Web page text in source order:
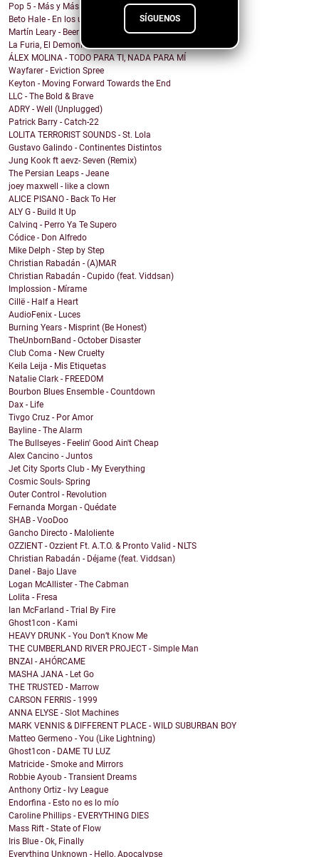
SÍGUENOS
Pop 5 - Más y Más
Beto Hale - En los unos y en los ceros (Single)
Martín Leary - Beer
La Furia, El Demonio y El Nefasto - Trinidades Abe...
ÁLEX MOLINA - TODO PARA TI, NADA PARA MÍ
Wayfarer - Eviction Spree
Keyton - Moving Forward Towards the End
LLC - The Bold & Brave
ADRY - Well (Unplugged)
Patrick Barry - Catch-22
LOLITA TERRORIST SOUNDS - St. Lola
Gustavo Galindo - Continentes Distintos
Jung Kook ft aevz- Seven (Remix)
The Persian Leaps - Jeane
joey maxwell - like a clown
ALICE PISANO - Back To Her
ALY G - Build It Up
Calvinq - Perro Ya Te Supero
Códice - Don Alfredo
Mike Delph - Step by Step
Christian Rabadán - (A)MAR
Christian Rabadán - Cupido (feat. Viddsan)
Implossion - Mírame
Cillë - Half a Heart
AudioFenix - Luces
Burning Years - Misprint (Be Honest)
TheUnbornBand - October Disaster
Club Coma - New Cruelty
Keila Leija - Mis Etiquetas
Natalie Clark - FREEDOM
Bourbon Blues Ensemble - Countdown
Dax - Life
Tivgo Cruz - Por Amor
Bayline - The Alarm
The Bullseyes - Feelin' Good Ain't Cheap
Alex Cancino - Juntos
Jet City Sports Club - My Everything
Cosmic Souls- Spring
Outer Control - Revolution
Fernanda Morgan - Quédate
SHAB - VooDoo
Gancho Directo - Maloliente
OZZIENT - Ozzient Ft. A.T.O. & Pronto Valid - NLTS
Christian Rabadán - Déjame (feat. Viddsan)
Danel - Bajo Llave
Logan McAllister - The Cabman
Lolita - Fresa
Ian McFarland - Trial By Fire
Ghost1con - Kami
HEAVY DRUNK - You Don’t Know Me
THE CUMBERLAND RIVER PROJECT - Simple Man
BNZAI - AHÓRCAME
MASHA JANA - Let Go
THE TRUSTED - Marrow
CARSON FERRIS - 1999
ANNA ELYSE - Slot Machines
MARK VENNIS & DIFFERENT PLACE - WILD SUBURBAN BOY
Matteo Germeno - You (Like Lightning)
Ghost1con - DAME TU LUZ
Matricide - Smoke and Mirrors
Robbie Ayoub - Transient Dreams
Anthony Ortiz - Ivy League
Endorfina - Esto no es lo mío
Caroline Phillips - EVERYTHING DIES
Mass Rift - State of Flow
Iris Blue - Ok, Finally
Everything Unknown - Hello, Apocalypse